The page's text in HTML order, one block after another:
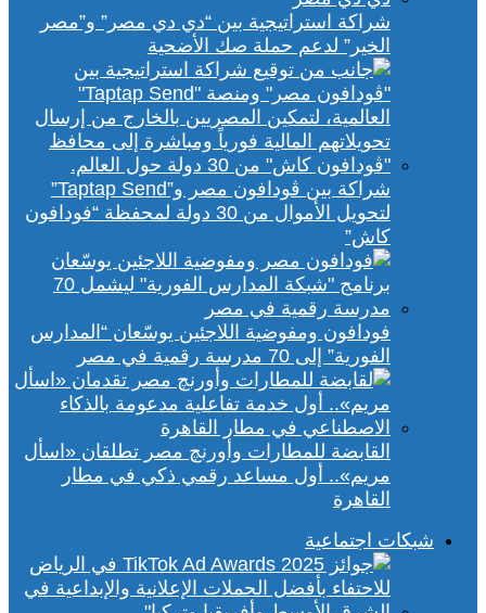
شراكة استراتيجية بين “دي دي مصر” و”مصر
الخير” لدعم حملة صك الأضحية
شراكة بين ڤودافون مصر و”Taptap Send”
لتحويل الأموال من 30 دولة لمحفظة “فودافون
كاش”
فودافون ومفوضية اللاجئين يوسّعان “المدارس
الفورية” إلى 70 مدرسة رقمية في مصر
القابضة للمطارات وأورنچ مصر تطلقان «اسأل
مريم».. أول مساعد رقمي ذكي في مطار
القاهرة
شبكات اجتماعية